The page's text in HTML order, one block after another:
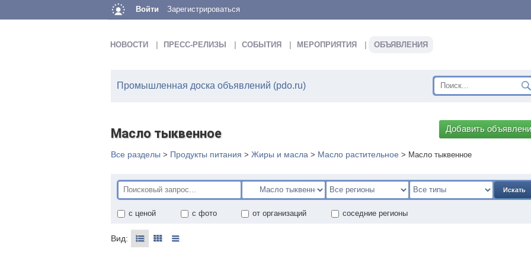
Войти Зарегистрироваться
НОВОСТИ ПРЕСС-РЕЛИЗЫ СОБЫТИЯ МЕРОПРИЯТИЯ ОБЪЯВЛЕНИЯ
Промышленная доска объявлений (pdo.ru)
Масло тыквенное Добавить
Все разделы > Продукты питания > Жиры и масла > Масло растительное > Масло тыквенное
Искать
с ценой с фото от организаций соседние регионы
Вид: